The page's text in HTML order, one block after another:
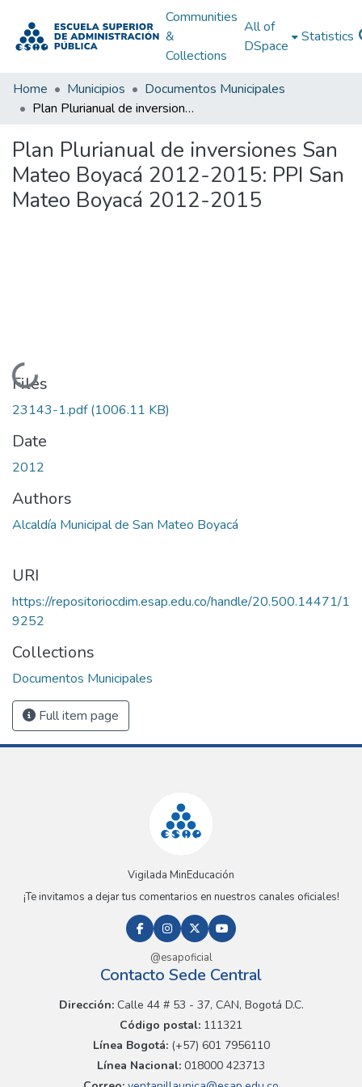
Communities
&
Collections
All of
DSpace
Statistics
Home Municipios
Documentos Municipales
Plan Plurianual de inversiones San Mateo Boyacá 2012-2015: PPI San Mateo Boyacá 2012-2015
Plan Plurianual de inversiones San
Mateo Boyacá 2012-2015: PPI San
Mateo Boyacá 2012-2015
Loading...
Files
23143-1.pdf(1006.11 KB)
Date
2012
Authors
Alcaldía Municipal de San Mateo Boyacá
URI
https://repositoriocdim.esap.edu.co/handle/20.500.14471/1
9252
Collections
Documentos Municipales
Full item page
Vigilada MinEducación
¡Te invitamos a dejar tus comentarios en nuestros canales oficiales!
@esapoficial
Contacto Sede Central
Dirección:Calle 44 # 53 - 37, CAN, Bogotá D.C.
Código postal: 111321
Línea Bogotá:(+57) 601 7956110
Línea Nacional: 018000 423713